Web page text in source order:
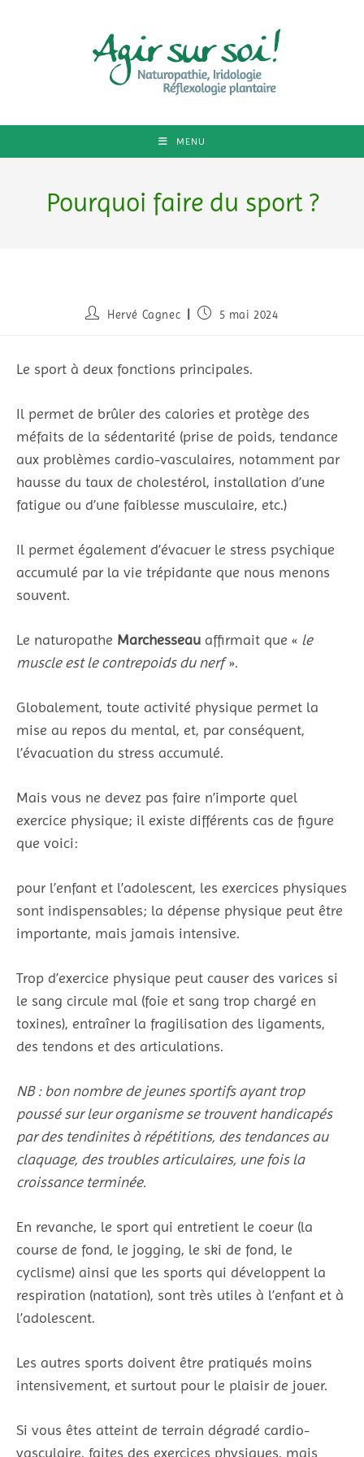
MENU
Pourquoi faire du sport ?
Hervé Cagnec 5 mai 2024
Le sport à deux fonctions principales.
Il permet de brûler des calories et protège des
méfaits de la sédentarité (prise de poids, tendance
aux problèmes cardio-vasculaires, notamment par
hausse du taux de cholestérol, installation d’une
fatigue ou d’une faiblesse musculaire, etc.)
Il permet également d’évacuer le stress psychique
accumulé par la vie trépidante que nous menons
souvent.
Le naturopathe Marchesseau affirmait que « le
muscle est le contrepoids du nerf».
Globalement, toute activité physique permet la
mise au repos du mental, et, par conséquent,
l’évacuation du stress accumulé.
Mais vous ne devez pas faire n’importe quel
exercice physique; il existe différents cas de figure
que voici:
pour l’enfant et l’adolescent, les exercices physiques
sont indispensables; la dépense physique peut être
importante, mais jamais intensive.
Trop d’exercice physique peut causer des varices si
le sang circule mal (foie et sang trop chargé en
toxines), entraîner la fragilisation des ligaments,
des tendons et des articulations.
NB : bon nombre de jeunes sportifs ayant trop
poussé sur leur organisme se trouvent handicapés
par des tendinites à répétitions, des tendances au
claquage, des troubles articulaires, une fois la
croissance terminée.
En revanche, le sport qui entretient le coeur (la
course de fond, le jogging, le ski de fond, le
cyclisme) ainsi que les sports qui développent la
respiration (natation), sont très utiles à l’enfant et à
l’adolescent.
Les autres sports doivent être pratiqués moins
intensivement, et surtout pour le plaisir de jouer.
Si vous êtes atteint de terrain dégradé cardio-
vasculaire, faites des exercices physiques, mais